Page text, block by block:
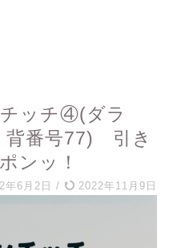
チッチ④(ダラ
背番号77) 引き
ンッ！
年6月2日 / 2022年11月9日